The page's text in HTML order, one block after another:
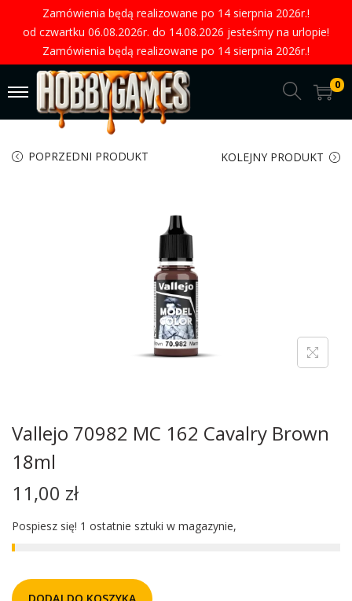
Zamówienia będą realizowane po 14 sierpnia 2026r.!
od czwartku 06.08.2026r. do 14.08.2026 jesteśmy na urlopie!
Zamówienia będą realizowane po 14 sierpnia 2026r.!
0
POPRZEDNI PRODUKT KOLEJNY PRODUKT
Vallejo 70982 MC 162 Cavalry Brown
18ml
11,00 zł
Pospiesz się! 1 ostatnie sztuki w magazynie,